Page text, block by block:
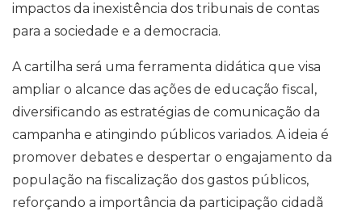
impactos da inexistência dos tribunais de contas
para a sociedade e a democracia.
A cartilha será uma ferramenta didática que visa
ampliar o alcance das ações de educação fiscal,
diversificando as estratégias de comunicação da
campanha e atingindo públicos variados. A ideia é
promover debates e despertar o engajamento da
população na fiscalização dos gastos públicos,
reforçando a importância da participação cidadã